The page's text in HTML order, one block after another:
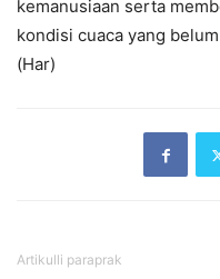
kemanusiaan serta
kondisi cuaca yang
(Har)
Artikulli paraprak